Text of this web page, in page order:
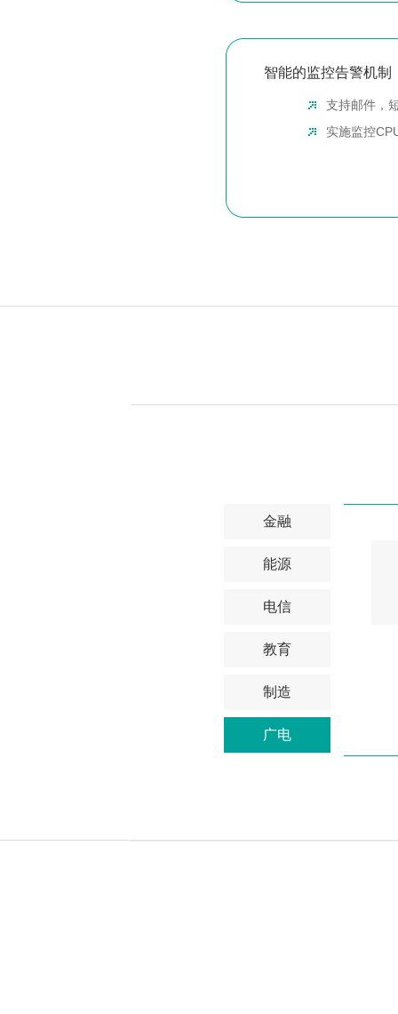
智能的监控告警机制
支持邮件，
实施监控
金融
能源
电信
教育
制造
广电